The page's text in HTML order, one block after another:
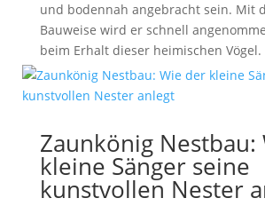
und bodennah angebracht sein. Mit
Bauweise wird er schnell
beim Erhalt dieser heimischen Vögel.
Zaunkönig Nestbau:
kleine Sänger seine
kunstvollen Nester